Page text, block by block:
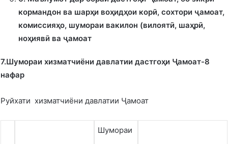
кормандон ва шарҳи воҳидҳои корӣ, сохтори ҷамоат,
комиссияҳо, шумораи вакилон (вилоятӣ, шаҳрӣ,
ноҳиявӣ ва ҷамоат
7.Шумораи хизматчиёни давлатии дастгоҳи Ҷамоат-8
нафар
Руйхати хизматчиёни давлатии Ҷамоат
Шумораи